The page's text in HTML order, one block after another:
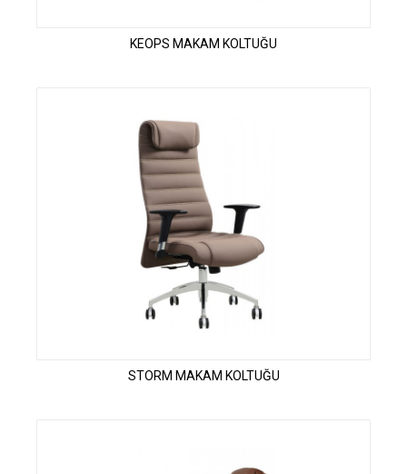
KEOPS MAKAM KOLTUĞU
STORM MAKAM KOLTUĞU